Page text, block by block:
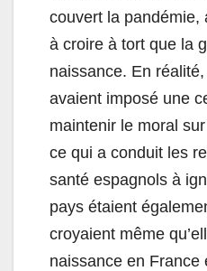
couvert la pandémie,
à croire à tort que la
naissance. En
avaient imposé une
maintenir le moral
ce qui a conduit les
santé espagnols à
pays étaient
croyaient même
naissance en France